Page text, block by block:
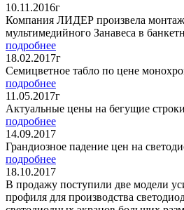
10.11.2016г
Компания ЛИДЕР произвела
мультимедийного Занавеса в
подробнее
18.02.2017г
Семицветное табло по цене
подробнее
11.05.2017г
Актуальные цены на бегущие
подробнее
14.09.2017
Грандиозное падение цен на
подробнее
18.10.2017
В продажу поступили две модели
профиля для производства